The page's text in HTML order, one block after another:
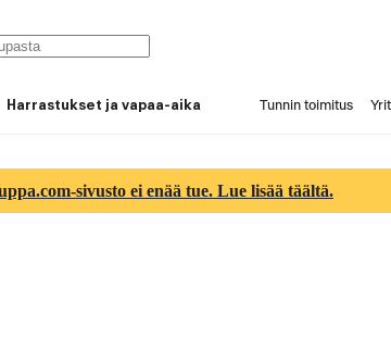
Harrastukset ja vapaa-aika Tunnin toimitus
sivusto ei enää tue. Lue lisää täältä.